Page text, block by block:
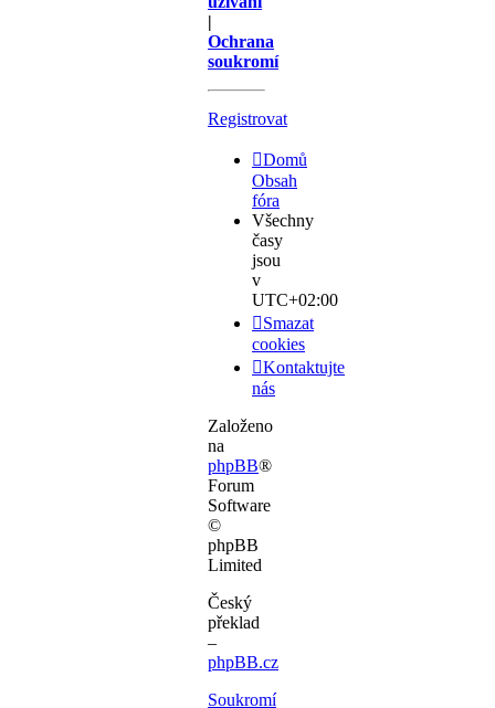
|
Ochrana
soukromí
Registrovat
Domů
Obsah
fóra
Všechny
časy
jsou
v
UTC+02:00
Smazat
cookies
Kontaktujte
nás
Založeno
na
phpBB®
Forum
Software
©
phpBB
Limited
Český
překlad
–
phpBB.cz
Soukromí